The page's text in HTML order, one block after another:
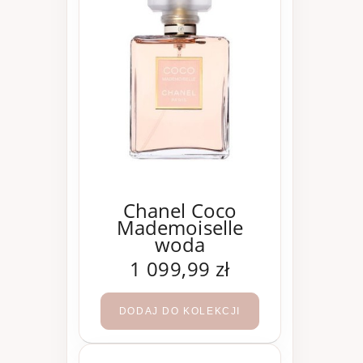
Chanel Coco
Mademoiselle
woda
perfumowana 200
ml
1 099,99 zł
DODAJ DO KOLEKCJI